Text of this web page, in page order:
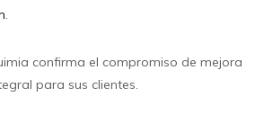
.
confirma el compromiso de mejora
para sus clientes.